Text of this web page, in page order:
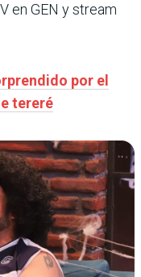
en GEN y stream
por el
tereré